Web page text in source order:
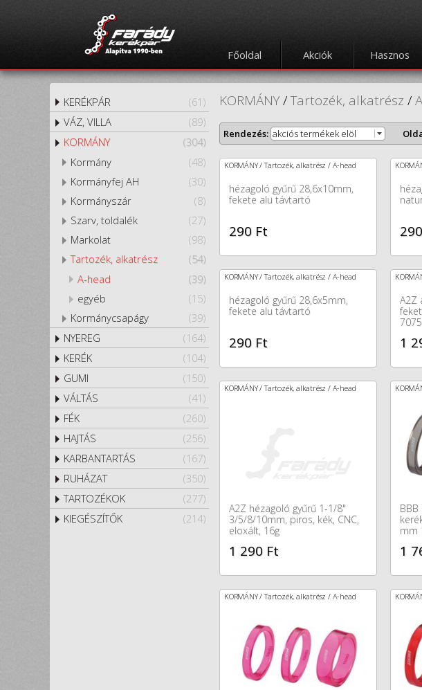
Főoldal Akciók Hasznos
(61)
KERÉKPÁR
(89)
VÁZ, VILLA
(304)
KORMÁNY
(48)
Kormány
(30)
Kormányfej AH
(8)
Kormányszár
(27)
Szarv, toldalék
(98)
Markolat
(54)
Tartozék, alkatrész
(39)
A-head
(15)
egyéb
(39)
Kormánycsapágy
(164)
NYEREG
(104)
KERÉK
(150)
GUMI
(41)
VÁLTÁS
(260)
FÉK
(256)
HAJTÁS
(167)
KARBANTARTÁS
(350)
RUHÁZAT
(277)
TARTOZÉKOK
(214)
KIEGÉSZÍTŐK
KORMÁNY/Tartozék, alkatrész /
Rendezés: akciós termékek elöl
KORMÁNY / Tartozék, alkatrész / A-head
hézagoló gyűrű 28,6x10mm,
fekete alu távtartó
290 Ft
KORMÁNY / Tartozék, alkatrész / A-head
hézagoló gyűrű 28,6x5mm,
fekete alu távtartó
290 Ft
A2Z
1
KORMÁNY / Tartozék, alkatrész / A-head
A2Z hézagoló gyűrű 1-1/8"
3/5/8/10mm, piros, kék, CNC,
eloxált, 16g
1 290 Ft
mm
1
KORMÁNY / Tartozék, alkatrész / A-head